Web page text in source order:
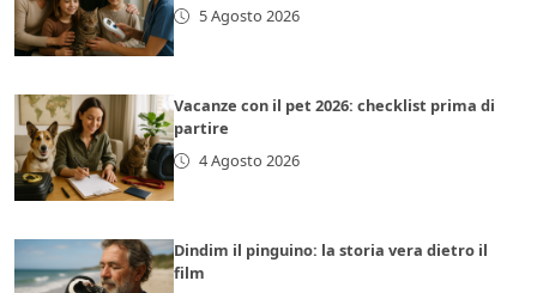
5 Agosto 2026
Vacanze con il pet 2026: checklist prima di
partire
4 Agosto 2026
Dindim il pinguino: la storia vera dietro il
film